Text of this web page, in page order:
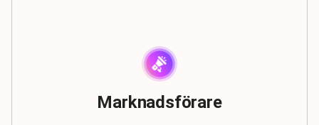
Marknadsförare